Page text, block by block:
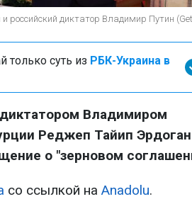
российский диктатор Владимир Путин
только суть из РБК-Украина в
Владимиром
Реджеп Тайип Эрдоган
о "зерновом
со ссылкой на Anadolu.